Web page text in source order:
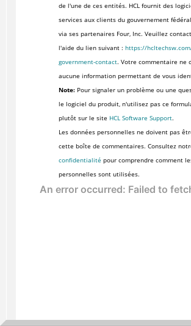
de l'une de ces entités. HCL fournit des
services aux clients du gouvernement
via ses partenaires Four, Inc. Veuillez
l'aide du lien suivant : https://
government-contact. Votre commentaire ne
aucune information permettant de vous
Note:Pour signaler un problème ou une
le logiciel du produit, n'utilisez pas ce
plutôt sur le site HCL Software Support.
Les données personnelles ne doivent pas
cette boîte de commentaires. Consultez
confidentialité pour comprendre comment
personnelles sont utilisées.